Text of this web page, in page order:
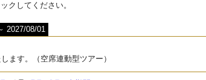
クしてください。
2027/08/01
ます。（空席連動型ツアー）